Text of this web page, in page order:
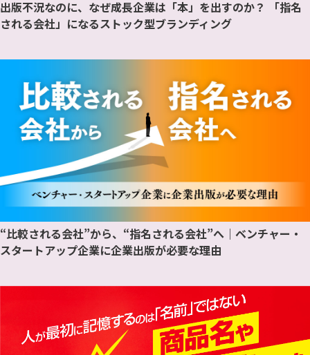
出版不況なのに、なぜ成長企業は「本」を出すのか？ 「指名
される会社」になるストック型ブランディング
“比較される会社”から、“指名される会社”へ｜ベンチャー・
スタートアップ企業に企業出版が必要な理由